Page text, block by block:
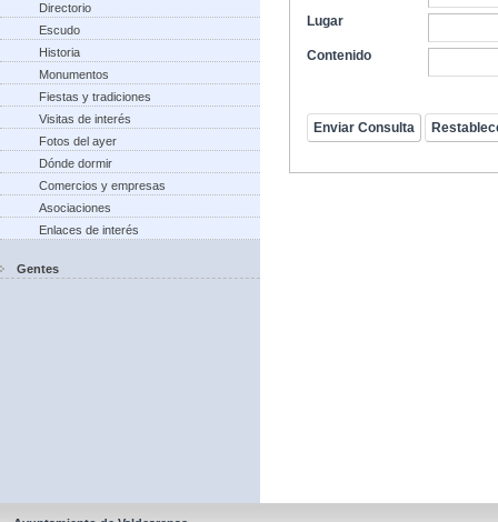
Directorio
Escudo
Historia
Monumentos
Fiestas y tradiciones
Visitas de interés
Fotos del ayer
Dónde dormir
Comercios y empresas
Asociaciones
Enlaces de interés
Gentes
Lugar
Contenido